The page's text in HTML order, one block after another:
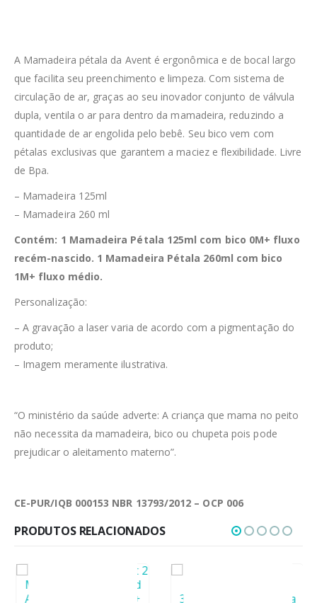
A Mamadeira pétala da Avent é ergonômica e de bocal largo
que facilita seu preenchimento e limpeza. Com sistema de
circulação de ar, graças ao seu inovador conjunto de válvula
dupla, ventila o ar para dentro da mamadeira, reduzindo a
quantidade de ar engolida pelo bebê. Seu bico vem com
pétalas exclusivas que garantem a maciez e flexibilidade. Livre
de Bpa.
– Mamadeira 125ml
– Mamadeira 260 ml
Contém: 1 Mamadeira Pétala 125ml com bico 0M+ fluxo
recém-nascido. 1 Mamadeira Pétala 260ml com bico
1M+ fluxo médio.
Personalização:
– A gravação a laser varia de acordo com a pigmentação do
produto;
– Imagem meramente ilustrativa.
“O ministério da saúde adverte: A criança que mama no peito
não necessita da mamadeira, bico ou chupeta pois pode
prejudicar o aleitamento materno”.
CE-PUR/IQB 000153 NBR 13793/2012 – OCP 006
PRODUTOS RELACIONADOS